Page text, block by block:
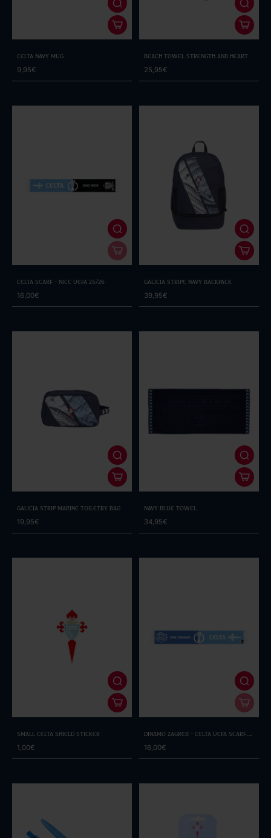
Celta Navy Mug
9,95€
Beach Towel Strength and Heart
25,95€
Celta Scarf - Nice UEFA 25/26
16,00€
Galicia Stripe Navy Backpack
39,95€
Galicia Strip Marine Toiletry Bag
19,95€
Navy Blue Towel
34,95€
Small Celta Shield Sticker
1,00€
Dinamo Zagreb - Celta UEFA Scarf
25/26
16,00€